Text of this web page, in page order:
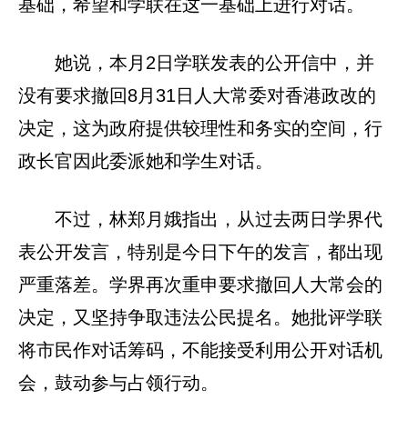
基础，希望和学联在这一基础上进行对话。
她说，本月2日学联发表的公开信中，并
没有要求撤回8月31日人大常委对香港政改的
决定，这为政府提供较理性和务实的空间，行
政长官因此委派她和学生对话。
不过，林郑月娥指出，从过去两日学界代
表公开发言，特别是今日下午的发言，都出现
严重落差。学界再次重申要求撤回人大常会的
决定，又坚持争取违法公民提名。她批评学联
将市民作对话筹码，不能接受利用公开对话机
会，鼓动参与占领行动。